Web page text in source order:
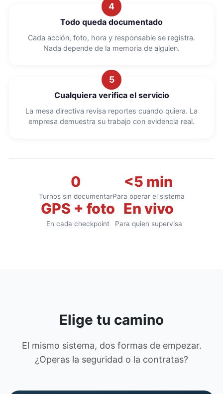
4
Todo queda documentado
Cada acción, foto, hora y responsable se registra.
Nada depende de la memoria de alguien.
5
Cualquiera verifica el servicio
La mesa directiva revisa reportes cuando quiera. La
empresa demuestra su trabajo con evidencia real.
0
Turnos sin documentar
<5 min
Para operar el sistema
GPS + foto
En cada checkpoint
En vivo
Para quien supervisa
Elige tu camino
El mismo sistema, dos formas de empezar.
¿Operas la seguridad o la contratas?